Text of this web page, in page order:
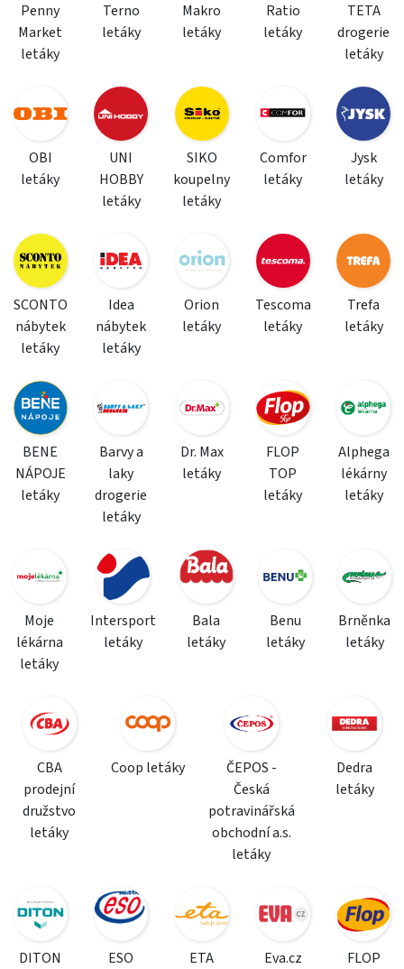
Penny
Market
letáky
Terno
letáky
Makro
letáky
Ratio
letáky
TETA
drogerie
letáky
OBI
letáky
UNI
HOBBY
letáky
SIKO
koupelny
letáky
Comfor
letáky
Jysk
letáky
SCONTO
nábytek
letáky
Idea
nábytek
letáky
Orion
letáky
Tescoma
letáky
Trefa
letáky
BENE
NÁPOJE
letáky
Barvy a
laky
drogerie
letáky
Dr. Max
letáky
FLOP
TOP
letáky
Alphega
lékárny
letáky
Moje
lékárna
letáky
Intersport
letáky
Bala
letáky
Benu
letáky
Brněnka
letáky
CBA
prodejní
družstvo
letáky
Coop letáky
ČEPOS -
Česká
potravinářská
obchodní a.s.
letáky
Dedra
letáky
DITON
ESO
ETA
Eva.cz
FLOP